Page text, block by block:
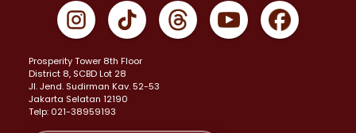
Properti Dijual di Gambir >
Properti Dijual di Johar Baru >
Properti Dijual di Menteng >
Properti Dijual di Senen >
Properti Dijual di Tanah Abang >
Properti Dijual di Cikini >
Prosperity Tower 8th Floor
District 8, SCBD Lot 28
JI. Jend. Sudirman Kav. 52-53
Jakarta Selatan 12190
Telp: 021-38959193